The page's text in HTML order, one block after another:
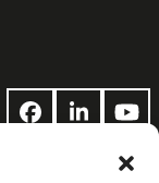
Facebook
LinkedIn